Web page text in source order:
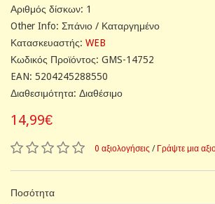
Αριθμός δίσκων: 1
Other Info: Σπάνιο / Καταργημένο
Κατασκευαστής: WEB
Κωδικός Προϊόντος: GMS-14752
EAN: 5204245288550
Διαθεσιμότητα: Διαθέσιμο
14,99€
0 αξιολογήσεις / Γράψτε μια
Ποσότητα